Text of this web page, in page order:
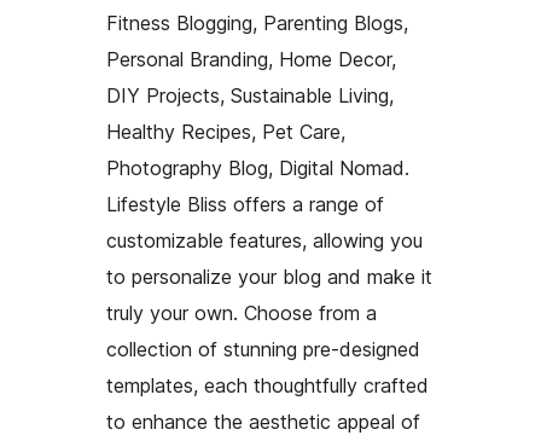
Fitness Blogging, Parenting Blogs,
Personal Branding, Home Decor,
DIY Projects, Sustainable Living,
Healthy Recipes, Pet Care,
Photography Blog, Digital Nomad.
Lifestyle Bliss offers a range of
customizable features, allowing you
to personalize your blog and make it
truly your own. Choose from a
collection of stunning pre-designed
templates, each thoughtfully crafted
to enhance the aesthetic appeal of